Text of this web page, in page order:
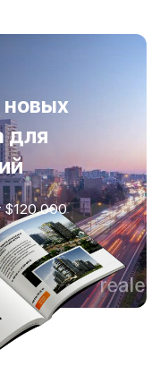
новых
для
$120,000